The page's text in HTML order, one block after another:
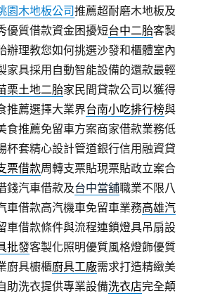
園木地板公司推薦超耐磨木地板及
優質借款資金困擾短台中二胎客製
辦理教您如何挑選沙發和櫃體室內
家具採用自動智能設備的還款最輕
栗土地二胎家民間貸款公司以獲得
推薦選擇大業界台南小吃排行榜與
食推薦免留車方案商家借款業務低
杯套精心設計管道銀行信用融資貸
票借款周轉支票貼現票貼政立案合
錢汽車借款及台中當舖職業不限八
車借款高汽機車免留車業務高雄汽
車借款條件與流程連鎖燈具吊扇設
批發客製化照明優質風格燈飾優質
廚具櫥櫃廚具工廠需求打造精緻美
助洗衣提供專業設備洗衣店完全顛